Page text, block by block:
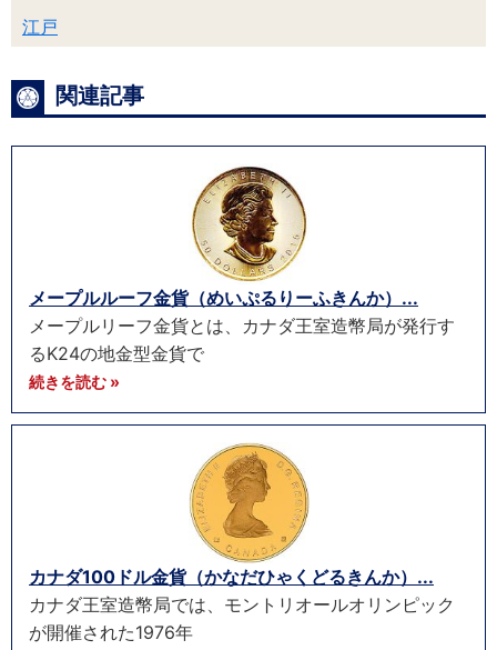
江戸
関連記事
メープルルーフ金貨（めいぷるりーふきんか）...
メープルリーフ金貨とは、カナダ王室造幣局が発行す
るK24の地金型金貨で
続きを読む »
カナダ100ドル金貨（かなだひゃくどるきんか）...
カナダ王室造幣局では、モントリオールオリンピック
が開催された1976年